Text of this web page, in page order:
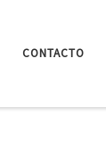
CONTACTO